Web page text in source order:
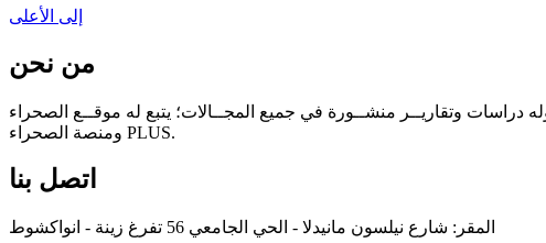
إلى الأعلى
من نحن
دراسات وتقاريــر منشــورة في جميع المجــالات؛ يتبع له موقــع الصحراء
ومنصة الصحراء PLUS.
اتصل بنا